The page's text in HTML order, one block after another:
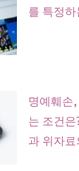
를 특정
명예훼손
는 조건
과 위자